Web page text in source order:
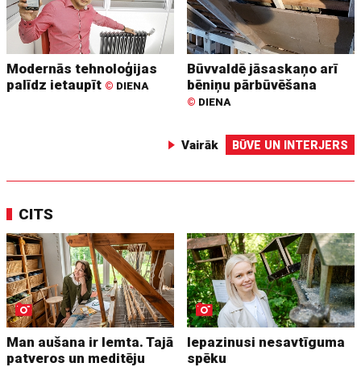
Modernās tehnoloģijas
palīdz ietaupīt © DIENA
Būvvaldē jāsaskaņo arī
bēniņu pārbūvēšana
© DIENA
Vairāk BŪVE UN INTERJERS
CITS
Man aušana ir lemta. Tajā
patveros un meditēju
Iepazinusi nesavtīguma
spēku